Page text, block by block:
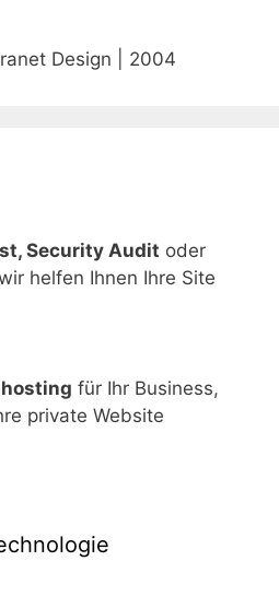
Design | 2004
Security Audit oder
helfen Ihnen Ihre Site
für Ihr Business,
private Website